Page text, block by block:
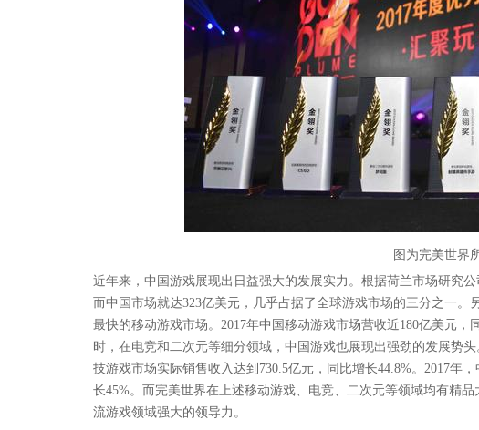
图为完美世界
近年来，中国游戏展现出日益强大的发展实力。根据荷兰市场研究
而中国市场就达323亿美元，几乎占据了全球游戏市场的三分之一
最快的移动游戏市场。2017年中国移动游戏市场营收近180亿美元
时，在电竞和二次元等细分领域，中国游戏也展现出强劲的发展势
技游戏市场实际销售收入达到730.5亿元，同比增长44.8%。2017年
长45%。而完美世界在上述移动游戏、电竞、二次元等领域均有精
流游戏领域强大的领导力。